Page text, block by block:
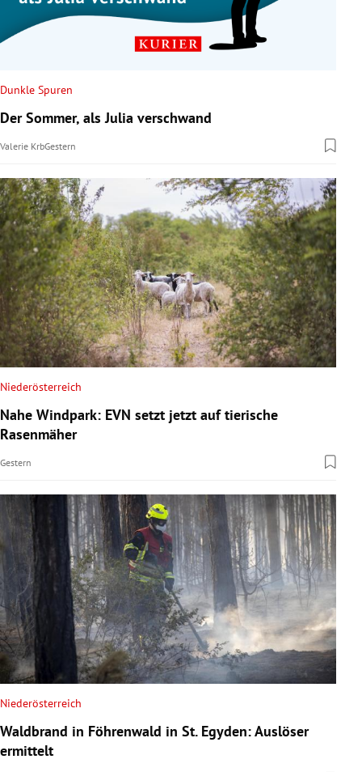
Dunkle Spuren
Der Sommer, als Julia verschwand
Valerie KrbGestern
Niederösterreich
Nahe Windpark: EVN setzt jetzt auf tierische
Rasenmäher
Gestern
Niederösterreich
Waldbrand in Föhrenwald in St. Egyden: Auslöser
ermittelt